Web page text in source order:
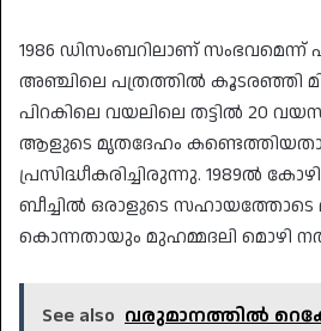
1986 ഡിസംബറിലാണ്
അഞ്ചിലെ പത്രത്തിൽ കൂടരഞ്ഞി
പിറകിലെ വയലിലെ തട്ടിൽ 20
ആളുടെ മൃതദേഹം
പ്രസിദ്ധീകരിച്ചിരുന്നു. 1989ൽ
ബീച്ചിൽ ഒരാളുടെ സഹായത്തോടെ
കൊന്നതായും മുഹമ്മദലി മൊഴി
See also വരുമാനത്തില്‍